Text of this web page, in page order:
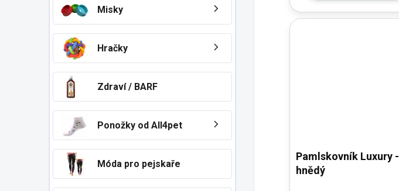
Misky
Hračky
Zdraví / BARF
Ponožky od All4pet
Móda pro pejskaře
Pamlskovník Luxury -
hnědý